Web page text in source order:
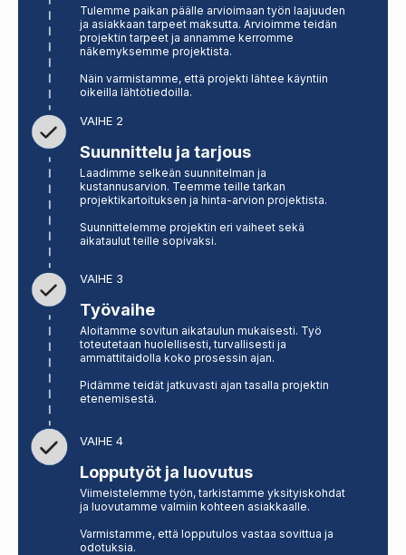
Tulemme paikan päälle arvioimaan työn laajuuden
ja asiakkaan tarpeet maksutta. Arvioimme teidän
projektin tarpeet ja annamme kerromme
näkemyksemme projektista.
Näin varmistamme, että projekti lähtee käyntiin
oikeilla lähtötiedoilla.
VAIHE 2
Suunnittelu ja tarjous
Laadimme selkeän suunnitelman ja
kustannusarvion. Teemme teille tarkan
projektikartoituksen ja hinta-arvion projektista.
Suunnittelemme projektin eri vaiheet sekä
aikataulut teille sopivaksi.
VAIHE 3
Työvaihe
Aloitamme sovitun aikataulun mukaisesti. Työ
toteutetaan huolellisesti, turvallisesti ja
ammattitaidolla koko prosessin ajan.
Pidämme teidät jatkuvasti ajan tasalla projektin
etenemisestä.
VAIHE 4
Lopputyöt ja luovutus
Viimeistelemme työn, tarkistamme yksityiskohdat
ja luovutamme valmiin kohteen asiakkaalle.
Varmistamme, että lopputulos vastaa sovittua ja
odotuksia.